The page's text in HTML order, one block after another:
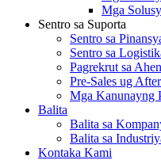
Mga
Sentro sa Suporta
Sentro sa
Sentro sa
Pagrekrut sa
Pre-Sales ug
Mga Kanunayng
Balita
Balita sa
Balita sa
Kontaka Kami